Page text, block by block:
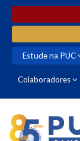
Estude na PUC
Colaboradores